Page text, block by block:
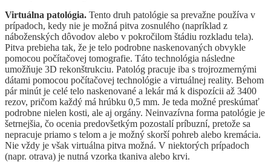
Virtuálna patológia. Tento druh patológie sa prevažne používa v
prípadoch, kedy nie je možná pitva zosnulého (napríklad z
náboženských dôvodov alebo v pokročilom štádiu rozkladu tela).
Pitva prebieha tak, že je telo podrobne naskenovaných obvykle
pomocou počítačovej tomografie. Táto technológia následne
umožňuje 3D rekonštrukciu. Patológ pracuje iba s trojrozmernými
dátami pomocou počítačovej technológie a virtuálnej reality. Behom
pár minút je celé telo naskenované a lekár má k dispozícii až 3400
rezov, pričom každý má hrúbku 0,5 mm. Je teda možné preskúmať
podrobne nielen kosti, ale aj orgány. Neinvazívna forma patológie je
šetrnejšia, čo ocenia predovšetkým pozostalí príbuzní, pretože sa
nepracuje priamo s telom a je možný skorší pohreb alebo kremácia.
Nie vždy je však virtuálna pitva možná. V niektorých prípadoch
(napr. otrava) je nutná vzorka tkaniva alebo krvi.